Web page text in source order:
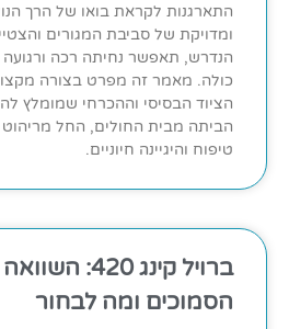
התארגנות לקראת בואו של הרך
ומדויקת של סביבת המגורים
הנדרש, תאפשר נחיתה רכה
כולה. מאמר זה מפרט בצורה
הציוד הבסיסי וההכרחי שמומלץ
הביתה מבית החולים, החל מריהוט
טיפוח והיגיינה חיוניים.
ברויל קינג
הסמוכים ומה לבחור